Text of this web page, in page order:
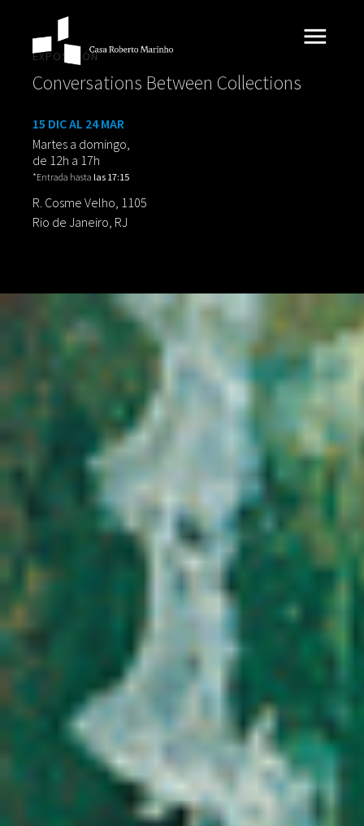
EXPOSICIÓN
Conversations Between Collections
15 DIC AL 24 MAR
Martes a domingo,
de 12h a 17h
*Entrada hasta las 17:15
R. Cosme Velho, 1105
Rio de Janeiro, RJ